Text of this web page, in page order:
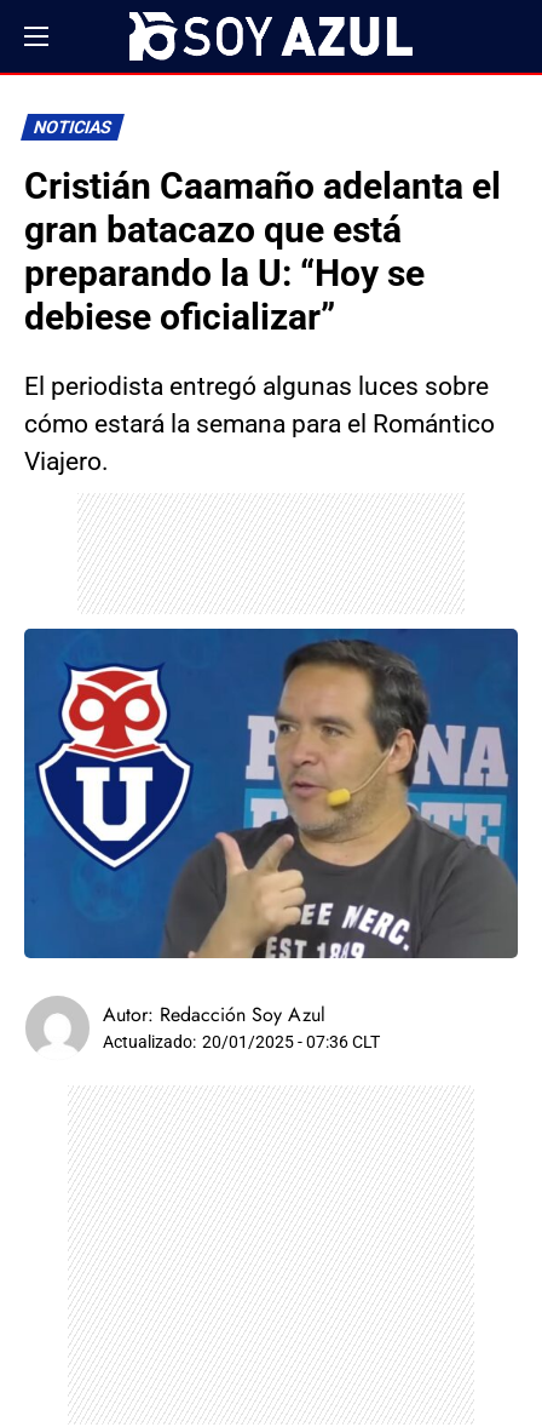
NOTICIAS
Cristián Caamaño adelanta el
gran batacazo que está
preparando la U: “Hoy se
debiese oficializar”
El periodista entregó algunas luces sobre
cómo estará la semana para el Romántico
Viajero.
Autor: Redacción Soy Azul
Actualizado: 20/01/2025 - 07:36 CLT